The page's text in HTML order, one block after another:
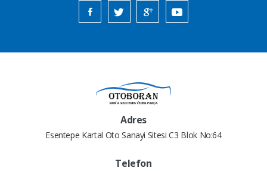
Adres
Esentepe Kartal Oto Sanayi Sitesi C3 Blok No:64
Telefon